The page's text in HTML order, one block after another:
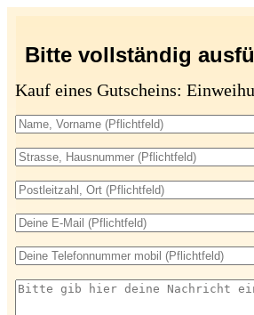
Bitte vollständig
Kauf eines Gutscheins: